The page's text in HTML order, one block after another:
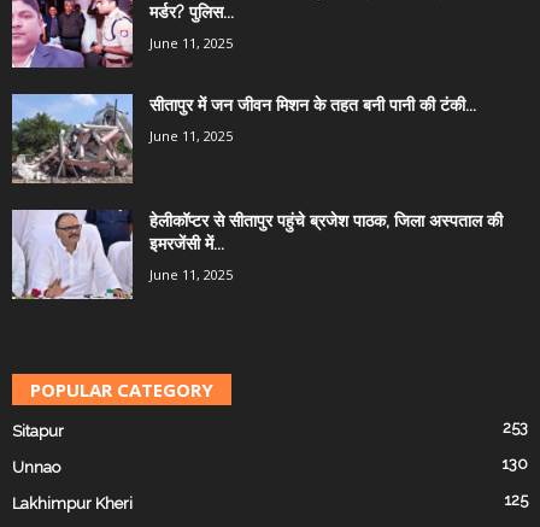
मर्डर? पुलिस...
June 11, 2025
सीतापुर में जन जीवन मिशन के तहत बनी पानी की टंकी...
June 11, 2025
हेलीकॉप्टर से सीतापुर पहुंचे ब्रजेश पाठक, जिला अस्पताल की
इमरजेंसी में...
June 11, 2025
POPULAR CATEGORY
Sitapur 253
Unnao 130
Lakhimpur Kheri 125